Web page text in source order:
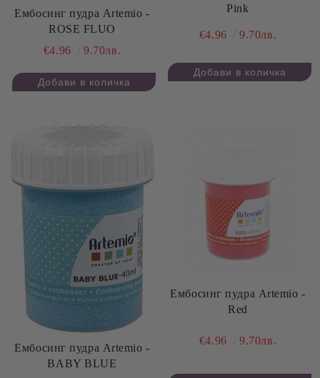
Ембосинг пудра Artemio -
ROSE FLUO
€4.96
9.70лв.
Pink
€4.96 9.70лв.
Ембосинг пудра Artemio -
BABY BLUE
Ембосинг пудра Artemio -
Red
€4.96 9.70лв.